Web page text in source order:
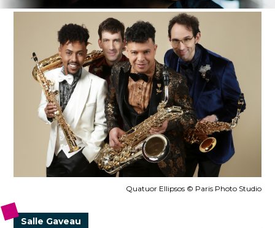
Quatuor Ellipsos © Paris Photo Studio
Salle Gaveau